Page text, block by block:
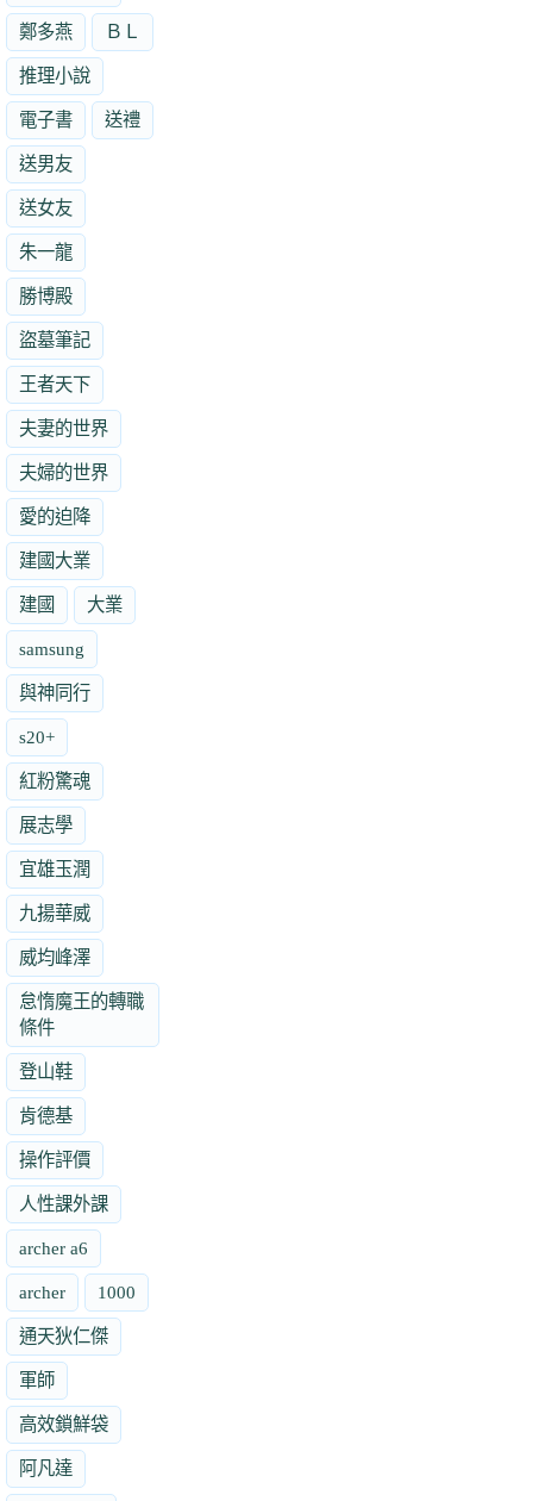
鄭多燕 ＢＬ
推理小說
電子書 送禮
送男友
送女友
朱一龍
勝博殿
盜墓筆記
王者天下
夫妻的世界
夫婦的世界
愛的迫降
建國大業
建國 大業
samsung
與神同行
s20+
紅粉驚魂
展志學
宜雄玉潤
九揚華威
威均峰澤
怠惰魔王的轉職
條件
登山鞋
肯德基
操作評價
人性課外課
archer a6
archer 1000
通天狄仁傑
軍師
高效鎖鮮袋
阿凡達